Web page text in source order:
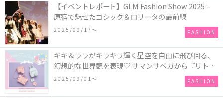
【イベントレポート】GLM Fashion Show 2025 –
原宿で魅せたゴシック＆ロリータの最前線
2025/09/17〜 FASHION
キキ＆ララがキラキラ輝く星空を自由に飛び回る、
幻想的な世界観を表現♡ サマンサベガから『リトル
ツインスターズ』50周年アニバーサリーイヤー』を
2025/09/01〜 FASHION